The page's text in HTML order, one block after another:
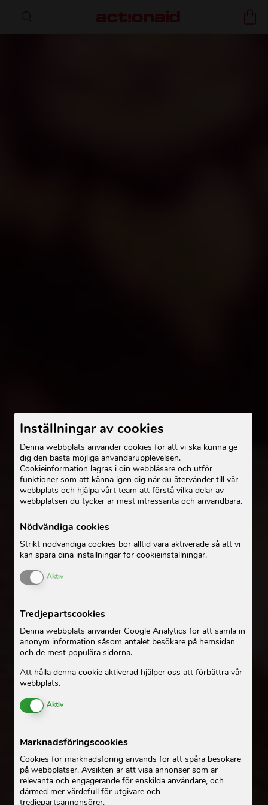
Inställningar av cookies
Denna webbplats använder cookies för att vi ska kunna ge
dig den bästa möjliga användarupplevelsen.
Cookieinformation lagras i din webbläsare och utför
funktioner som att känna igen dig när du återvänder till vår
webbplats och hjälpa vårt team att förstå vilka delar av
webbplatsen du tycker är mest intressanta och användbara.
Nödvändiga cookies
Strikt nödvändiga cookies bör alltid vara aktiverade så att vi
kan spara dina inställningar för cookieinställningar.
Enable or Disable Cookies
Aktiv
Tredjepartscookies
Denna webbplats använder Google Analytics för att samla in
anonym information såsom antalet besökare på hemsidan
och de mest populära sidorna.
Att hålla denna cookie aktiverad hjälper oss att förbättra vår
webbplats.
Enable or Disable Cookies
Aktiv
Marknadsföringscookies
Cookies för marknadsföring används för att spåra besökare
på webbplatser. Avsikten är att visa annonser som är
relevanta och engagerande för enskilda användare, och
därmed mer värdefull för utgivare och
tredjepartsannonsörer.